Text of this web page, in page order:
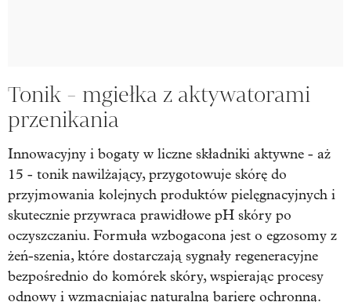
Tonik - mgiełka z aktywatorami
przenikania
Innowacyjny i bogaty w liczne składniki aktywne - aż
15 - tonik nawilżający, przygotowuje skórę do
przyjmowania kolejnych produktów pielęgnacyjnych i
skutecznie przywraca prawidłowe pH skóry po
oczyszczaniu. Formuła wzbogacona jest o egzosomy z
żeń-szenia, które dostarczają sygnały regeneracyjne
bezpośrednio do komórek skóry, wspierając procesy
odnowy i wzmacniając naturalną barierę ochronną.